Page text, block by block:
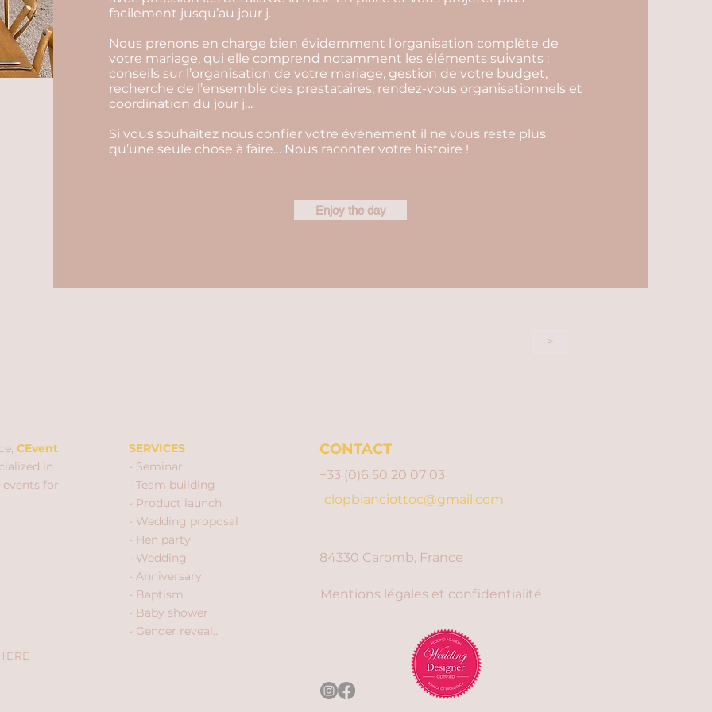
facilement jusqu’au jour j.
Nous prenons en charge bien évidemment l’organisation complète de
votre mariage, qui elle comprend notamment les éléments suivants :
conseils sur l’organisation de votre mariage, gestion de votre budget,
recherche de l’ensemble des prestataires, rendez-vous organisationnels et
coordination du jour j…
Si vous souhaitez nous confier votre événement il ne vous reste plus
qu’une seule chose à faire… Nous raconter votre histoire !
Enjoy the day
>
CEvent
in
for
SERVICES
- Seminar
- Team building
- Product launch
- Wedding proposal
- Hen party
- Wedding
- Anniversary
- Baptism
- Baby shower
- Gender reveal...
CONTACT
+33 (0)6 50 20 07 03
clopbianciottoc@gmail.com
84330 Caromb, France
Mentions légales et confidentialité